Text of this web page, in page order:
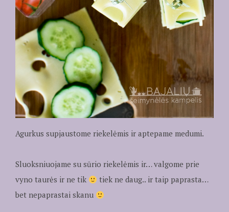
Agurkus supjaustome riekelėmis ir aptepame medumi.
Sluoksniuojame su sūrio riekelėmis ir… valgome prie
vyno taurės ir ne tik
tiek ne daug.. ir taip paprasta…
bet nepaprastai skanu